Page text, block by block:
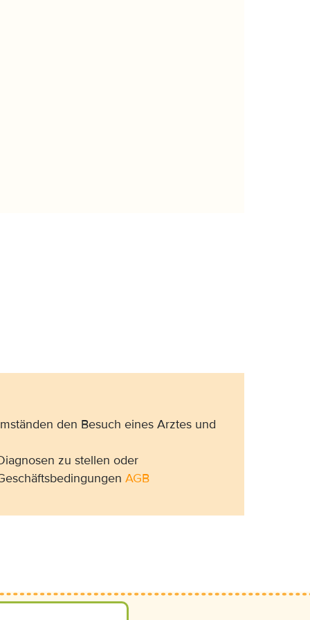
den Besuch eines Arztes und
zu stellen oder
AGB